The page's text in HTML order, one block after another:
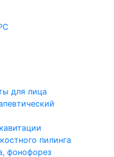
для лица
пилинга
фонофорез